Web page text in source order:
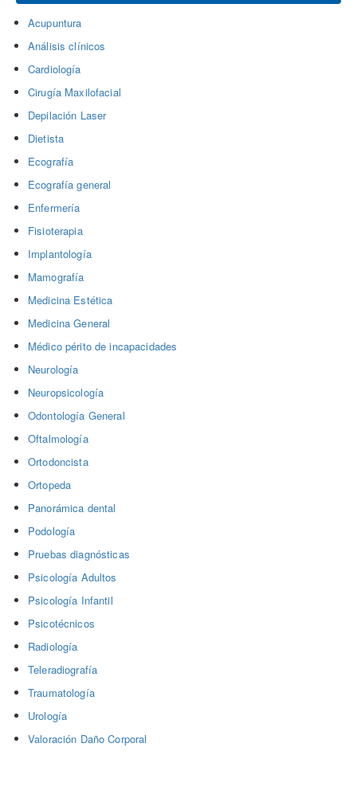
Acupuntura
Análisis clínicos
Cardiología
Cirugía Maxilofacial
Depilación Laser
Dietista
Ecografía
Ecografía general
Enfermería
Fisioterapia
Implantología
Mamografía
Medicina Estética
Medicina General
Médico périto de incapacidades
Neurología
Neuropsicología
Odontología General
Oftalmología
Ortodoncista
Ortopeda
Panorámica dental
Podología
Pruebas diagnósticas
Psicología Adultos
Psicología Infantil
Psicotécnicos
Radiología
Teleradiografía
Traumatología
Urología
Valoración Daño Corporal